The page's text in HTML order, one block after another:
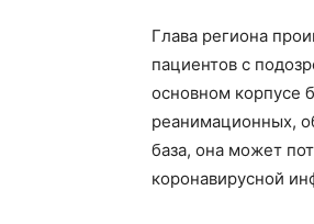
Глава региона
пациентов с
основном корпусе
реанимационных,
база, она может
коронавирусной